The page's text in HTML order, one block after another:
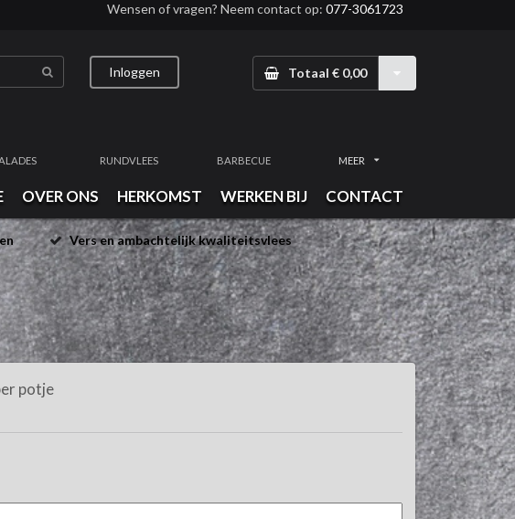
Wensen of vragen? Neem contact op: 077-3061723
Inloggen Totaal € 0,00
RUNDVLEES BARBECUE MEER
OVER ONS HERKOMST WERKEN BIJ CONTACT
Vers en ambachtelijk kwaliteitsvlees
potje